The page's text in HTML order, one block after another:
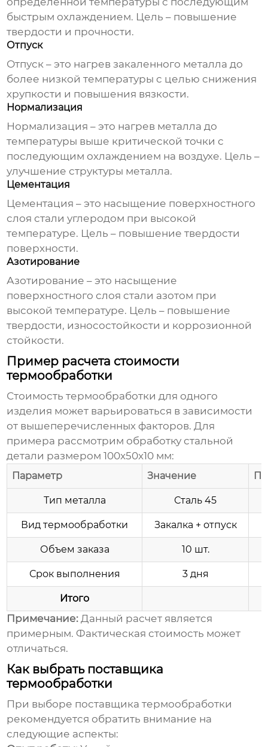
быстрым охлаждением. Цель – повышение
твердости и прочности.
Отпуск
Отпуск – это нагрев закаленного металла до
более низкой температуры с целью снижения
хрупкости и повышения вязкости.
Нормализация
Нормализация – это нагрев металла до
температуры выше критической точки с
последующим охлаждением на воздухе. Цель –
улучшение структуры металла.
Цементация
Цементация – это насыщение поверхностного
слоя стали углеродом при высокой
температуре. Цель – повышение твердости
поверхности.
Азотирование
Азотирование – это насыщение
поверхностного слоя стали азотом при
высокой температуре. Цель – повышение
твердости, износостойкости и коррозионной
стойкости.
Пример расчета стоимости
термообработки
Стоимостьтермообработки для одного
изделия может варьироваться в зависимости
от вышеперечисленных факторов. Для
примера рассмотрим обработку стальной
детали размером 100x50x10 мм:
Параметр Значение
Тип металла Сталь 45
Вид термообработки Закалка + отпуск
Объем заказа 10 шт.
Срок выполнения 3 дня
Итого
Примечание: Данный расчет является
примерным. Фактическая стоимость может
отличаться.
Как выбрать поставщика
термообработки
При выборе поставщикатермообработки
рекомендуется обратить внимание на
следующие аспекты: